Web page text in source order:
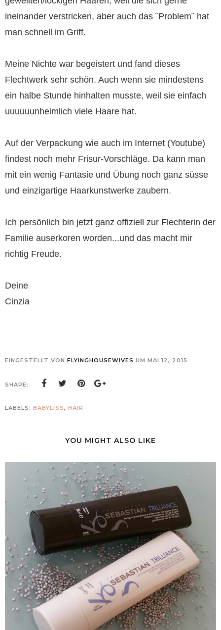
ineinander verstricken, aber auch das ¨Problem¨ hat
man schnell im Griff.
Meine Nichte war begeistert und fand dieses
Flechtwerk sehr schön. Auch wenn sie mindestens
ein halbe Stunde hinhalten musste, weil sie einfach
uuuuuunheimlich viele Haare hat.
Auf der Verpackung wie auch im Internet (Youtube)
findest noch mehr Frisur-Vorschläge. Da kann man
mit ein wenig Fantasie und Übung noch ganz süsse
und einzigartige Haarkunstwerke zaubern.
Ich persönlich bin jetzt ganz offiziell zur Flechterin der
Familie auserkoren worden...und das macht mir
richtig Freude.
Deine
Cinzia
EINGESTELLT VON FLYINGHOUSEWIVES UM MAI 12, 2015
SHARE:
LABELS: BABYLISS, HAIR
YOU MIGHT ALSO LIKE